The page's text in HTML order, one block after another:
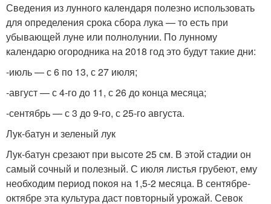
Сведения из лунного календаря полезно использовать
для определения срока сбора лука — то есть при
убывающей луне или полнолунии. По лунному
календарю огородника на 2018 год это будут такие дни:
-июль — с 6 по 13, с 27 июля;
-август — с 4-го до 11, с 26 до конца месяца;
-сентябрь — с 3 до 9-го, с 25-го августа.
Лук-батун и зеленый лук
Лук-батун срезают при высоте 25 см. В этой стадии он
самый сочный и полезный. С июля листья грубеют, ему
необходим период покоя на 1,5-2 месяца. В сентябре-
октябре эта культура даст повторный урожай. Севок